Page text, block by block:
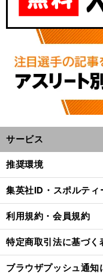
サービス
推奨環境
集英社ID・スポルティ
利用規約・会員規約
特定商取引法に基づ
ブラウザプッシュ通知